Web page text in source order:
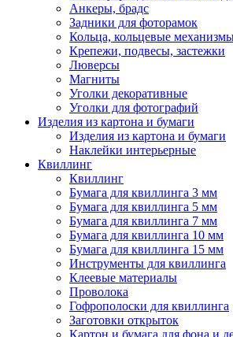
Анкеры, брадс
Задники для фоторамок
Кольца, кольцевые
Крепежи, подвесы, застежки
Люверсы
Магниты
Уголки декоративные
Уголки для фотографий
Изделия из картона и бумаги
Изделия из картона и бумаги
Наклейки интерьерные
Квиллинг
Квиллинг
Бумага для квиллинга 3 мм
Бумага для квиллинга 5 мм
Бумага для квиллинга 7 мм
Бумага для квиллинга 10 мм
Бумага для квиллинга 15 мм
Инструменты для квиллинга
Клеевые материалы
Проволока
Гофрополоски для квиллинга
Заготовки открыток
Картон и бумага для фона и